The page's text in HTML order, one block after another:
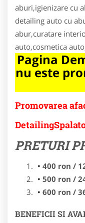
aburi,igienizare cu
detailing auto cu
abur,curatare
auto,cosmetica
Pagina
nu este
Promovarea
PRETURI
400 ron /
500 ron /
600 ron /
BENEFICII SI